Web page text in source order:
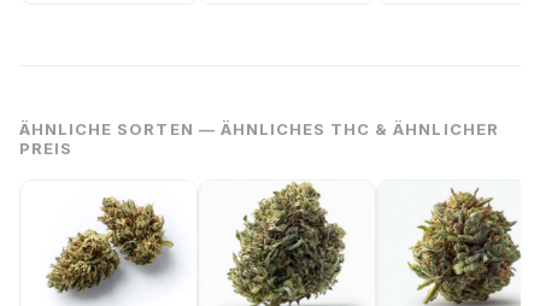
ÄHNLICHE SORTEN — ÄHNLICHES THC & ÄHNLICHER
PREIS